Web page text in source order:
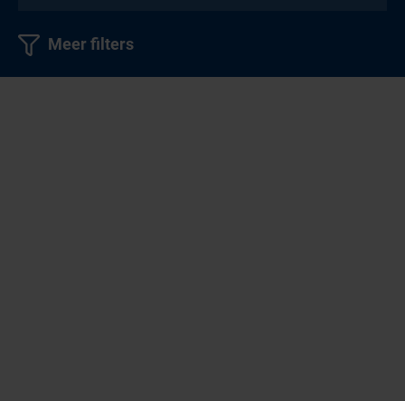
Meer filters